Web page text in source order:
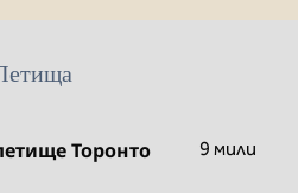
Торонто
9 мили